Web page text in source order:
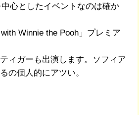
心としたイベントなのは確か
Winnie the Pooh」プレミア
ィガーも出演します。ソフィア
の個人的にアツい。